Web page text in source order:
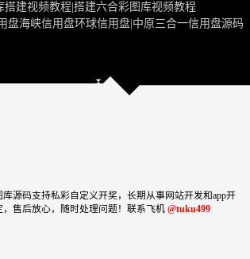
搭建视频教程|搭建六合彩图库视频教程
盘海峡信用盘环球信用盘|中原三合一信用盘源码
源码支持私彩自定义开奖，长期从事网站开发和app开
售后放心，随时处理问题！联系飞机 @tuku499